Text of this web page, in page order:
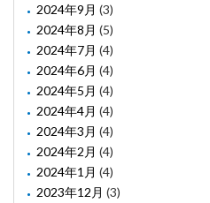
2024年9月 (3)
2024年8月 (5)
2024年7月 (4)
2024年6月 (4)
2024年5月 (4)
2024年4月 (4)
2024年3月 (4)
2024年2月 (4)
2024年1月 (4)
2023年12月 (3)